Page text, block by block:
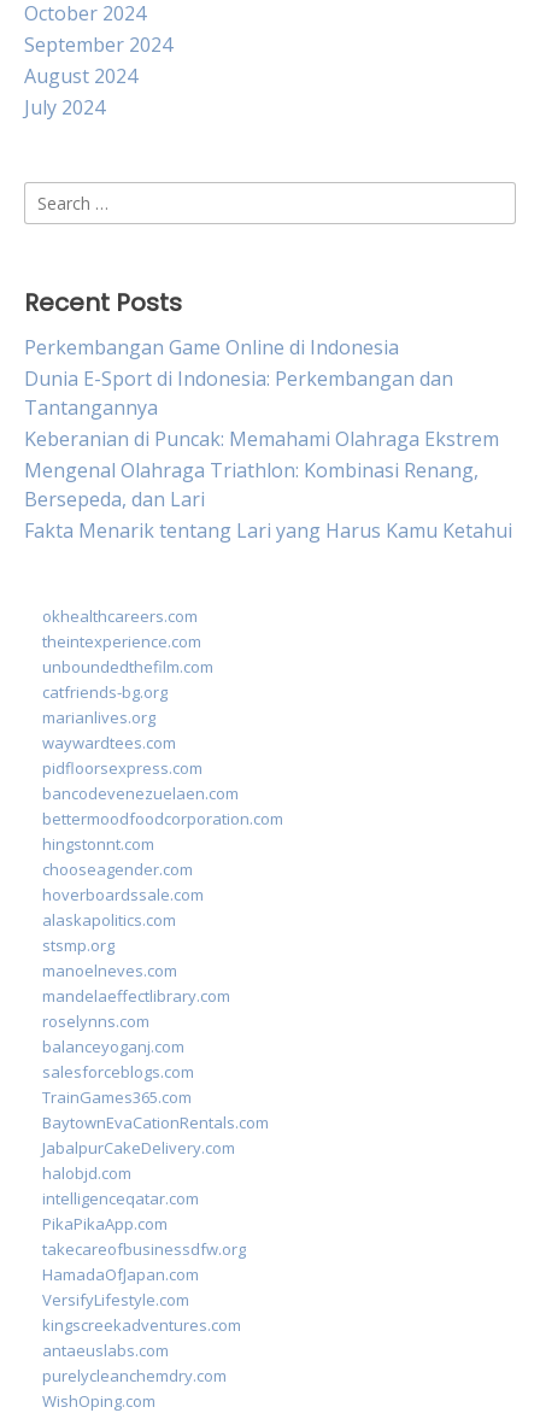
October 2024
September 2024
August 2024
July 2024
Search
for:
Recent Posts
Perkembangan Game Online di Indonesia
Dunia E-Sport di Indonesia: Perkembangan dan
Tantangannya
Keberanian di Puncak: Memahami Olahraga Ekstrem
Mengenal Olahraga Triathlon: Kombinasi Renang,
Bersepeda, dan Lari
Fakta Menarik tentang Lari yang Harus Kamu Ketahui
okhealthcareers.com
theintexperience.com
unboundedthefilm.com
catfriends-bg.org
marianlives.org
waywardtees.com
pidfloorsexpress.com
bancodevenezuelaen.com
bettermoodfoodcorporation.com
hingstonnt.com
chooseagender.com
hoverboardssale.com
alaskapolitics.com
stsmp.org
manoelneves.com
mandelaeffectlibrary.com
roselynns.com
balanceyoganj.com
salesforceblogs.com
TrainGames365.com
BaytownEvaCationRentals.com
JabalpurCakeDelivery.com
halobjd.com
intelligenceqatar.com
PikaPikaApp.com
takecareofbusinessdfw.org
HamadaOfJapan.com
VersifyLifestyle.com
kingscreekadventures.com
antaeuslabs.com
purelycleanchemdry.com
WishOping.com